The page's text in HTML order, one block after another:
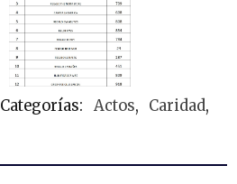
Categorías: Actos, Caridad,